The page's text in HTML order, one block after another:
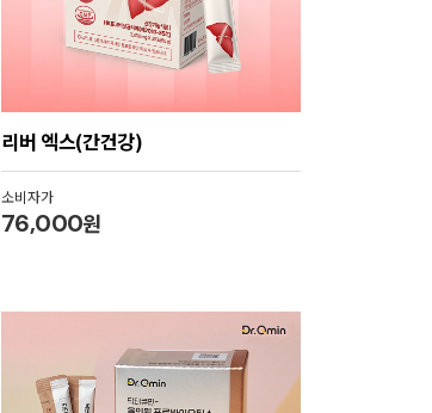
리버 엑스(간건강)
소비자가
76,000원